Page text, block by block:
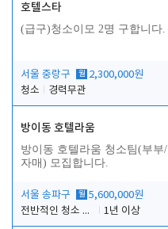
호텔스타
(급구)청소이모 2명 구합니다.
서울 중랑구 월 2,300,000원
청소
경력무관
방이동 호텔라움
방이동 호텔라움 청소팀(부부/
자매) 모집합니다.
서울 송파구 월 5,600,000원
전반적인 청소 업무(객실청소.객실정리)
1년 이상